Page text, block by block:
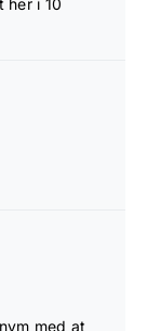
i 10
med at